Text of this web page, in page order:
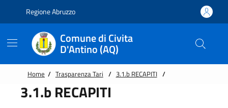
Regione Abruzzo
Comune di Civita
D'Antino (AQ)
Home / Trasparenza Tari / 3.1.b RECAPITI /
3.1.b RECAPITI